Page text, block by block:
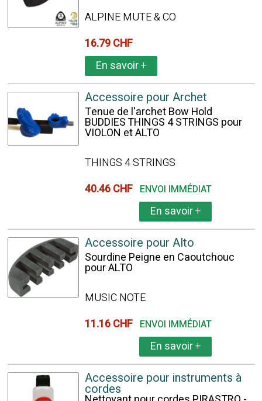
ALPINE MUTE & CO
16.79 CHF
En savoir+
Accessoire pour Archet
Tenue de l'archet Bow Hold
BUDDIES THINGS 4 STRINGS pour
VIOLON et ALTO
THINGS 4 STRINGS
40.46 CHF ENVOI IMMÉDIAT
En savoir+
Accessoire pour Alto
Sourdine Peigne en Caoutchouc
pour ALTO
MUSIC NOTE
11.16 CHF ENVOI IMMÉDIAT
En savoir+
Accessoire pour instruments à
cordes